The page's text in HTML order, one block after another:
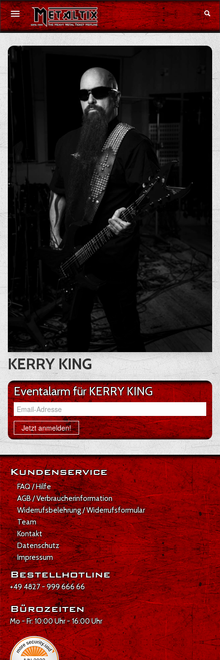
Konzerte
Festivals
DE
Anmelden
KERRY KING
Eventalarm für KERRY KING
Email-Adresse
Jetzt anmelden!
Kundenservice
FAQ / Hilfe
AGB / Verbraucherinformation
Widerrufsbelehrung / Widerrufsformular
Team
Kontakt
Datenschutz
Impressum
Bestellhotline
+49 4827 - 999 666 66
Bürozeiten
Mo - Fr: 10:00 Uhr - 16:00 Uhr